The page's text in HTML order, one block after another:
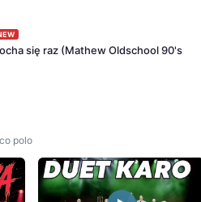
się raz (Mathew Oldschool 90's
polo